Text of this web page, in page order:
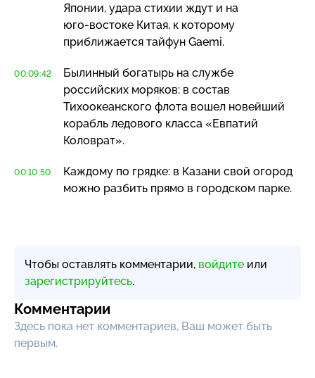
Японии, удара стихии ждут и на
юго-востоке Китая, к которому
приближается тайфун Gaemi.
00:09:42
Былинный богатырь на службе
российских моряков: в состав
Тихоокеанского флота вошел новейший
корабль ледового класса «Евпатий
Коловрат».
00:10:50
Каждому по грядке: в Казани свой огород
можно разбить прямо в городском парке.
Чтобы оставлять комментарии, войдите или
зарегистрируйтесь.
Комментарии
Здесь пока нет комментариев, Ваш может быть
первым.